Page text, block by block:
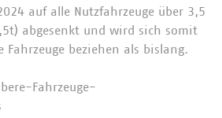
auf alle Nutzfahrzeuge über 3,5
abgesenkt und wird sich somit
beziehen als bislang.
Fahrzeuge-